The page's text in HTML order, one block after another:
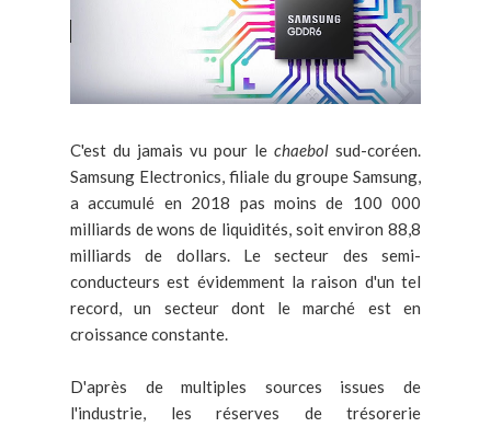
C'est du jamais vu pour le chaebol sud-coréen.
Samsung Electronics, filiale du groupe Samsung,
a accumulé en 2018 pas moins de 100 000
milliards de wons de liquidités, soit environ 88,8
milliards de dollars. Le secteur des semi-
conducteurs est évidemment la raison d'un tel
record, un secteur dont le marché est en
croissance constante.
D'après de multiples sources issues de
l'industrie, les réserves de trésorerie